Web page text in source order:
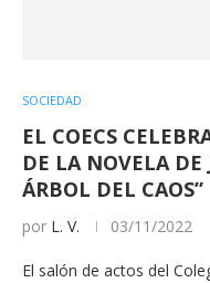
SOCIEDAD
EL COECS
DE LA NOVELA DE
ÁRBOL DEL CAOS”
por L. V. 03/11/2022
El salón de actos del